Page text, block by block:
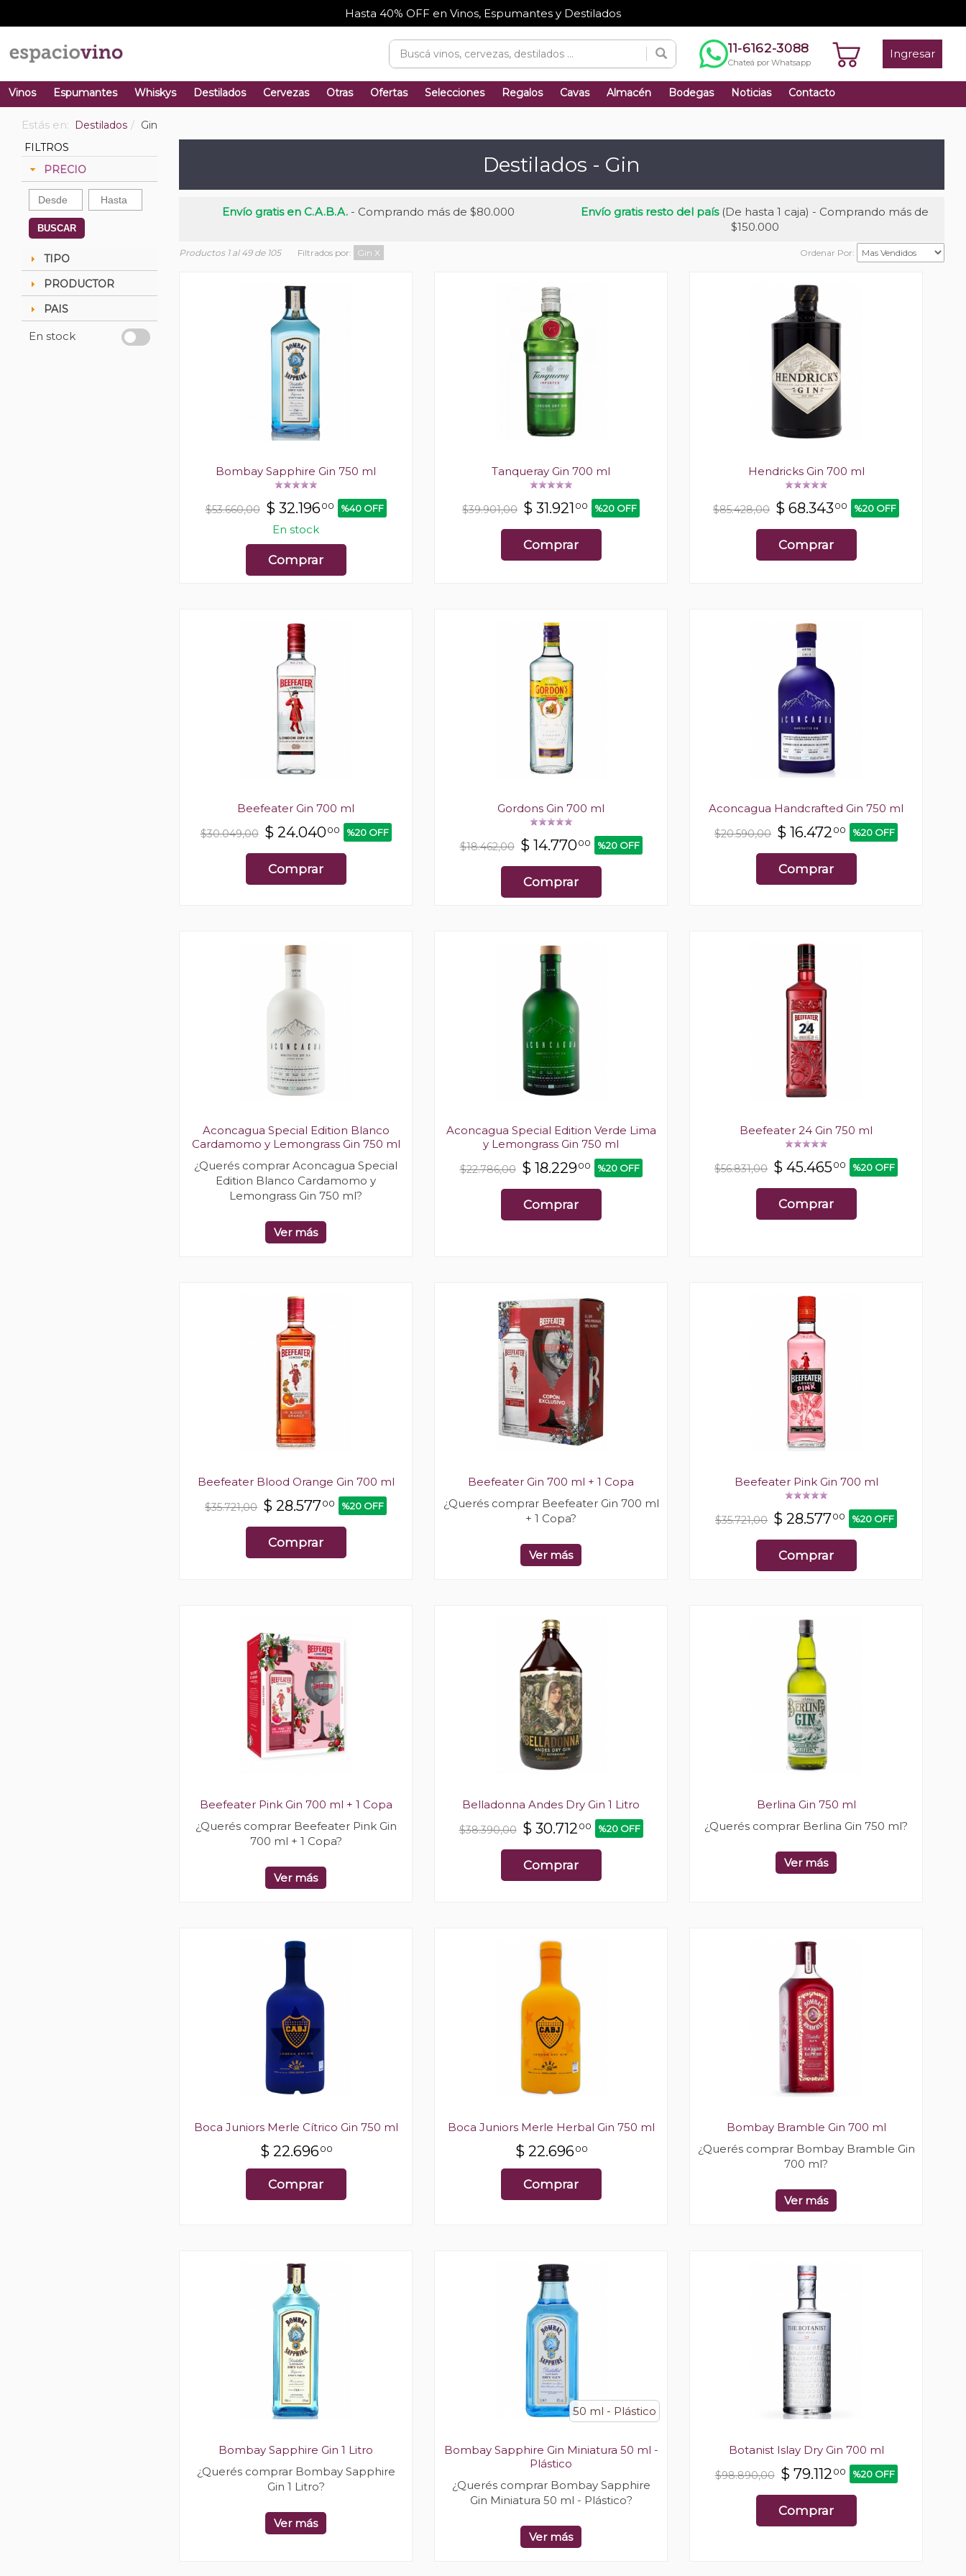
Hasta 40% OFF en Vinos, Espumantes y Destilados
11-6162-3088
Chateá por Whatsapp
Ingresar
Vinos Espumantes Whiskys Destilados Cervezas Otras Ofertas Selecciones Regalos Cavas Almacén Bodegas Noticias Contacto
Estás en: Destilados
Gin
FILTROS
PRECIO
BUSCAR
TIPO
PRODUCTOR
PAIS
En stock
Destilados - Gin
Envío gratis en C.A.B.A. - Comprando más de $80.000 Envío gratis resto del país(De hasta 1 caja) - Comprando más de
$150.000
Productos 1 al 49 de 105 Filtrados por: Gin X Ordenar Por:
Bombay Sapphire Gin 750 ml
$53.660,00 $ 32.19600 %40 OFF
En stock
Comprar
Tanqueray Gin 700 ml
$39.901,00 $ 31.921 00 %20 OFF
Comprar
Hendricks Gin 700 ml
$85.428,00 $ 68.343 00 %20 OFF
Comprar
Beefeater Gin 700 ml
$30.049,00 $ 24.04000 %20 OFF
Comprar
Gordons Gin 700 ml
$18.462,00 $ 14.77000 %20 OFF
Comprar
Aconcagua Handcrafted Gin 750 ml
$20.590,00 $ 16.472 00 %20 OFF
Comprar
Aconcagua Special Edition Blanco
Cardamomo y Lemongrass Gin 750 ml
¿Querés comprar Aconcagua Special
Edition Blanco Cardamomo y
Lemongrass Gin 750 ml?
Ver más
Aconcagua Special Edition Verde Lima
y Lemongrass Gin 750 ml
$22.786,00 $ 18.22900 %20 OFF
Comprar
Beefeater 24 Gin 750 ml
$56.831,00 $ 45.46500 %20 OFF
Comprar
Beefeater Blood Orange Gin 700 ml
$35.721,00 $ 28.57700 %20 OFF
Comprar
Beefeater Gin 700 ml + 1 Copa
¿Querés comprar Beefeater Gin 700 ml
+ 1 Copa?
Ver más
Beefeater Pink Gin 700 ml
$35.721,00 $ 28.57700 %20 OFF
Comprar
Beefeater Pink Gin 700 ml + 1 Copa
¿Querés comprar Beefeater Pink Gin
700 ml + 1 Copa?
Ver más
Belladonna Andes Dry Gin 1 Litro
$38.390,00 $ 30.712 00 %20 OFF
Comprar
Berlina Gin 750 ml
¿Querés comprar Berlina Gin 750 ml?
Ver más
Boca Juniors Merle Cítrico Gin 750 ml
$ 22.69600
Comprar
Boca Juniors Merle Herbal Gin 750 ml
$ 22.69600
Comprar
Bombay Bramble Gin 700 ml
¿Querés comprar Bombay Bramble Gin
700 ml?
Ver más
Bombay Sapphire Gin 1 Litro
¿Querés comprar Bombay Sapphire
Gin 1 Litro?
Ver más
50 ml - Plástico
Bombay Sapphire Gin Miniatura 50 ml -
Plástico
¿Querés comprar Bombay Sapphire
Gin Miniatura 50 ml - Plástico?
Ver más
Botanist Islay Dry Gin 700 ml
$98.890,00 $ 79.112 00 %20 OFF
Comprar